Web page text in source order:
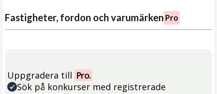
Fastigheter, fordon och varumärken Pro
Uppgradera till Pro.
Sök på konkurser med registrerade